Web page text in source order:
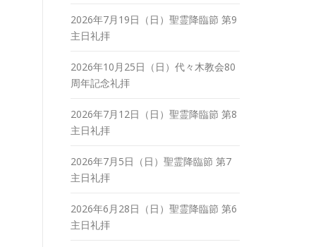
2026年7月19日（日）聖霊降臨節 第9
主日礼拝
2026年10月25日（日）代々木教会80
周年記念礼拝
2026年7月12日（日）聖霊降臨節 第8
主日礼拝
2026年7月5日（日）聖霊降臨節 第7
主日礼拝
2026年6月28日（日）聖霊降臨節 第6
主日礼拝